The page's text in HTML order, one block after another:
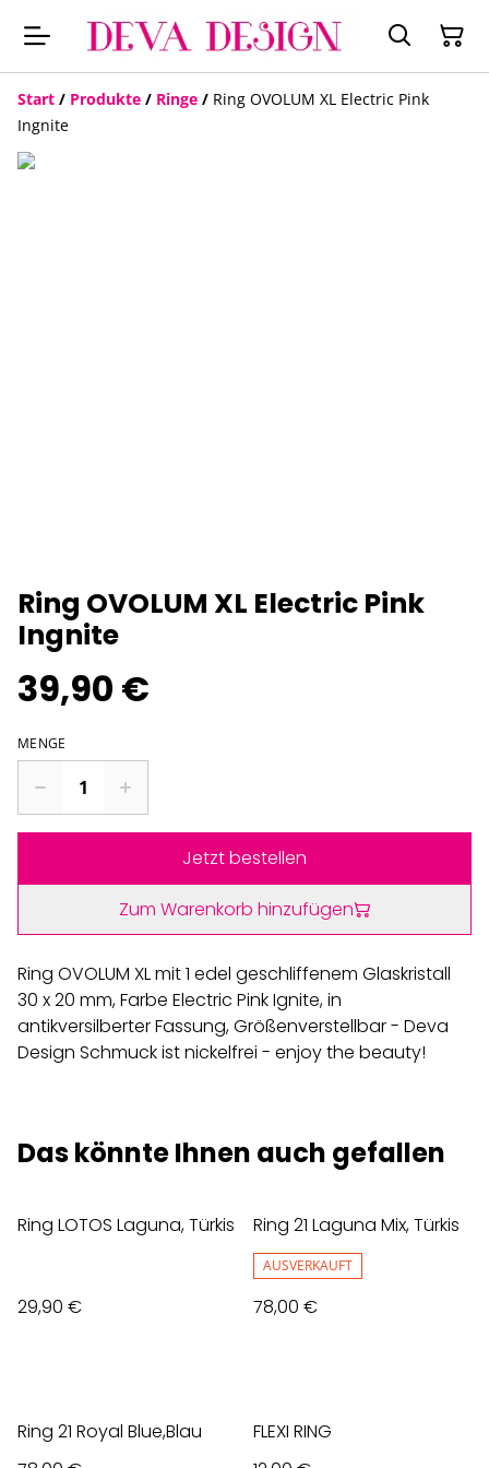
Start / Produkte / Ringe / Ring OVOLUM XL Electric Pink
Ingnite
Ring OVOLUM XL Electric Pink
Ingnite
39,90 €
MENGE
Jetzt bestellen
Zum Warenkorb hinzufügen
Ring OVOLUM XL mit 1 edel geschliffenem Glaskristall
30 x 20 mm, Farbe Electric Pink Ignite, in
antikversilberter Fassung, Größenverstellbar - Deva
Design Schmuck ist nickelfrei - enjoy the beauty!
Das könnte Ihnen auch gefallen
Ring LOTOS Laguna, Türkis
29,90 €
Ring 21 Laguna Mix, Türkis
AUSVERKAUFT
78,00 €
Ring 21 Royal Blue,Blau
FLEXI RING